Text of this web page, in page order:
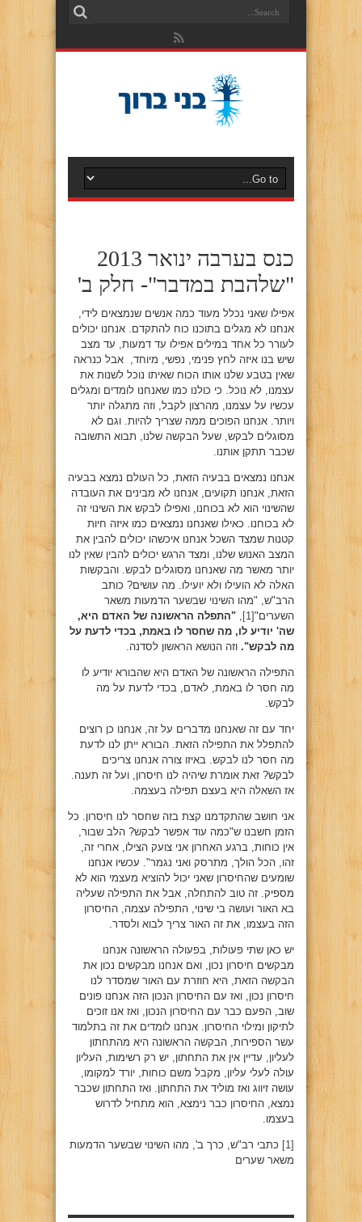
כנס בערבה ינואר 2013
"שלהבת במדבר"- חלק ב'
אפילו שאני נכלל מעוד כמה אנשים שנמצאים לידי,
אנחנו לא מגלים בתוכנו כוח להתקדם. אנחנו יכולים
לעורר כל אחד במילים אפילו עד דמעות, עד מצב
שיש בנו איזה לחץ פנימי, נפשי, מיוחד, אבל כנראה
שאין בטבע שלנו אותו הכוח שאיתו נוכל לשנות את
עצמנו, לא נוכל. כי כולנו כמו שאנחנו לומדים ומגלים
עכשיו על עצמנו, מהרצון לקבל, וזה מתגלה יותר
ויותר. אנחנו הפוכים ממה שצריך להיות. וגם לא
מסוגלים לבקש, שעל הבקשה שלנו, תבוא התשובה
שכבר תתקן אותנו.
אנחנו נמצאים בבעיה הזאת, כל העולם נמצא בבעיה
הזאת, אנחנו תקועים, אנחנו לא מבינים את העובדה
שהשינוי הוא לא בכוחנו, ואפילו לבקש את השינוי זה
לא בכוחנו. כאילו שאנחנו נמצאים כמו איזה חיות
קטנות שמצד השכל אנחנו איכשהו יכולים להבין את
המצב האנוש שלנו, ומצד הרגש יכולים להבין שאין לנו
יותר מאשר מה שאנחנו מסוגלים לבקש. והבקשות
האלה לא הועילו ולא יועילו. מה עושים? כותב
הרב"ש, "מהו השינוי שבשער הדמעות משאר
השערים"[1]
, "התפלה הראשונה של האדם היא,
שה' יודיע לו, מה שחסר לו באמת, בכדי לדעת על
מה לבקש". וזה הנושא הראשון לסדנה.
התפילה הראשונה של האדם היא שהבורא יודיע לו
מה חסר לו באמת, לאדם, בכדי לדעת על מה
לבקש.
יחד עם זה שאנחנו מדברים על זה, אנחנו כן רוצים
להתפלל את התפילה הזאת. הבורא ייתן לנו לדעת
מה חסר לנו לבקש. באיזו צורה אנחנו צריכים
לבקש? זאת אומרת שיהיה לנו חיסרון, ועל זה תענה.
אז השאלה היא בעצם תפילה בעצמה.
אני חושב שהתקדמנו קצת בזה שחסר לנו חיסרון. כל
הזמן חשבנו ש"כמה עוד אפשר לבקש? הלב שבור,
אין כוחות, ברגע האחרון אני צועק הצילו, אחרי זה,
זהו, הכל הולך, מתרסק ואני נגמר". עכשיו אנחנו
שומעים שהחיסרון שאני יכול להוציא מעצמי הוא לא
מספיק. זה טוב להתחלה, אבל את התפילה שעליה
בא האור ועושה בי שינוי, התפילה עצמה, החיסרון
הזה בעצמו, את זה האור צריך לבוא ולסדר.
יש כאן שתי פעולות, בפעולה הראשונה אנחנו
מבקשים חיסרון נכון, ואם אנחנו מבקשים נכון את
הבקשה הזאת, היא חוזרת עם האור שמסדר לנו
חיסרון נכון, ואז עם החיסרון הנכון הזה אנחנו פונים
שוב, הפעם כבר עם החיסרון הנכון, ואז אנו זוכים
לתיקון ומילוי החיסרון. אנחנו לומדים את זה בתלמוד
עשר הספירות, הבקשה הראשונה היא מהתחתון
לעליון, עדיין אין את התחתון, יש רק רשימות, העליון
עולה לעלי עליון, מקבל משם כוחות, יורד למקומו,
עושה זיווג ואז מוליד את התחתון. ואז התחתון שכבר
נמצא, החיסרון כבר נימצא, הוא מתחיל לדרוש
בעצמו.
[1]
כתבי רב"ש, כרך ב', מהו השינוי שבשער הדמעות
משאר שערים